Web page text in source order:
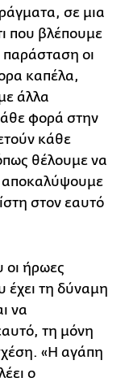
σε μια
που βλέπουμε
οι
καπέλα,
άλλα
φορά στην
κάθε
θέλουμε να
αποκαλύψουμε
στον εαυτό
οι ήρωες
έχει τη δύναμη
να
τη μόνη
«Η αγάπη
ο